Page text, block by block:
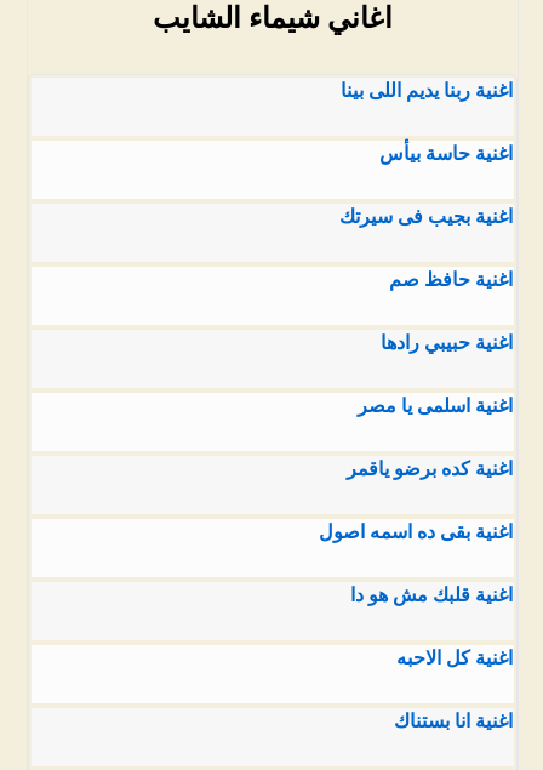
اغاني شيماء الشايب
اغنية ربنا يديم اللى بينا
اغنية حاسة بيأس
اغنية بجيب فى سيرتك
اغنية حافظ صم
اغنية حبيبي رادها
اغنية اسلمى يا مصر
اغنية كده برضو ياقمر
اغنية بقى ده اسمه اصول
اغنية قلبك مش هو دا
اغنية كل الاحبه
اغنية انا بستناك